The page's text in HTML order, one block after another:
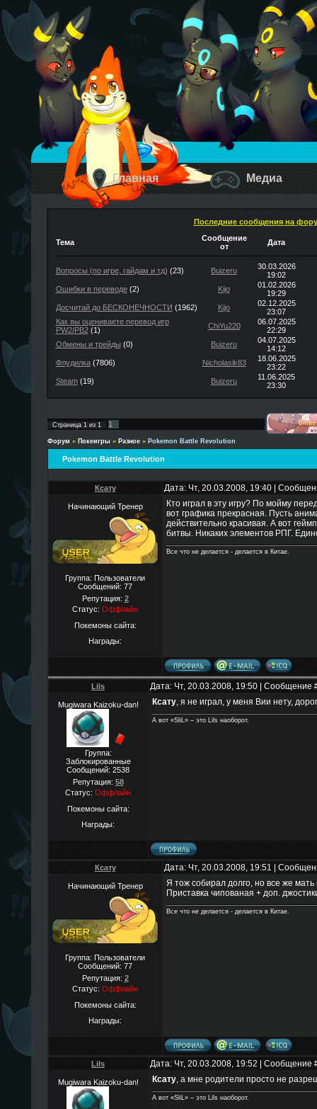
Главная Медиа
Последние сообщения на
Тема
Сообщение
от
Дата
Вопросы (по игре, гайдам и тд) (23) Buizeru
30.03.2026
19:02
Ошибки в переводе(2) Kijo
01.02.2026
19:29
Досчитай до БЕСКОНЕЧНОСТИ (1962) Kijo
02.12.2025
23:07
Как вы оцениваете перевод игр
PW2/PB2(1) ChiYu220
06.07.2025
22:29
Обмены и трейды (0) Buizeru
04.07.2025
14:12
Флудилка(7806) Nicholasik83
18.06.2025
23:22
Steam(19) Buizeru
11.06.2025
23:30
Страница 1из 1 1
Форум » Покеигры » Разное » Pokemon Battle Revolution
Pokemon Battle Revolution
Ксату Дата: Чт, 20.03.2008, 19:40 |
Начинающий Тренер
Группа: Пользователи
Сообщений: 77
Репутация: 2
Статус: Оффлайн
Покемоны сайта:
Награды:
Кто играл в эту игру? По мойму
вот графика прекрасная. Пусть
действительно красивая. А вот
битвы. Никаких элементов РПГ.
Все что не делается - делается в Китае.
Lils Дата: Чт, 20.03.2008, 19:50 | Сообщение
Mugiwara Kaizoku-dan!
Группа:
Заблокированные
Сообщений: 2538
Репутация: 58
Статус: Оффлайн
Покемоны сайта:
Награды:
Ксату, я не играл, у меня Вии нету,
А вот «SliL» – это Lils наоборот.
Ксату Дата: Чт, 20.03.2008, 19:51 |
Начинающий Тренер
Группа: Пользователи
Сообщений: 77
Репутация: 2
Статус: Оффлайн
Покемоны сайта:
Награды:
Я тож собирал долго, но все же
Приставка чипованая + доп.
Все что не делается - делается в Китае.
Lils Дата: Чт, 20.03.2008, 19:52 | Сообщение
Mugiwara Kaizoku-dan! Ксату, а мне родители просто не
А вот «SliL» – это Lils наоборот.